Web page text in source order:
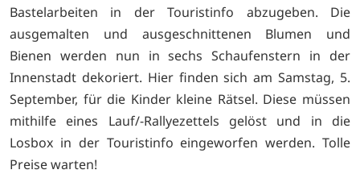
Bastelarbeiten in der Touristinfo abzugeben. Die
ausgemalten und ausgeschnittenen Blumen und
Bienen werden nun in sechs Schaufenstern in der
Innenstadt dekoriert. Hier finden sich am Samstag, 5.
September, für die Kinder kleine Rätsel. Diese müssen
mithilfe eines Lauf/-Rallyezettels gelöst und in die
Losbox in der Touristinfo eingeworfen werden. Tolle
Preise warten!